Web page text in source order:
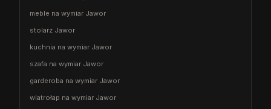
meble na wymiar Jawor
stolarz Jawor
kuchnia na wymiar Jawor
szafa na wymiar Jawor
garderoba na wymiar Jawor
wiatrołap na wymiar Jawor